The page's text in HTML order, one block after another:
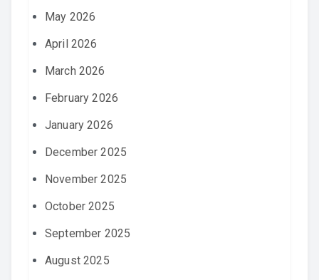
May 2026
April 2026
March 2026
February 2026
January 2026
December 2025
November 2025
October 2025
September 2025
August 2025